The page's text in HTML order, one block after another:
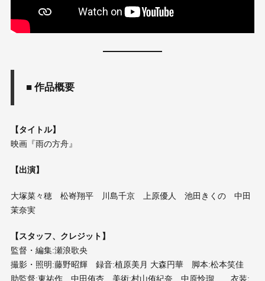
■ 作品概要
【タイトル】
映画『雨の方舟』
【出演】
大塚菜々穂 松㟢翔平 川島千京 上原優人 池田きくの 中田
茉奈実
【スタッフ、クレジット】
監督・編集:瀬浪歌央
撮影・照明:藤野昭輝 録音:植原美月 大森円華 脚本:松本笑佳
助監督:東祐作 中田侑杏 美術:村山侑紀奈 中原怜瑠 衣装: